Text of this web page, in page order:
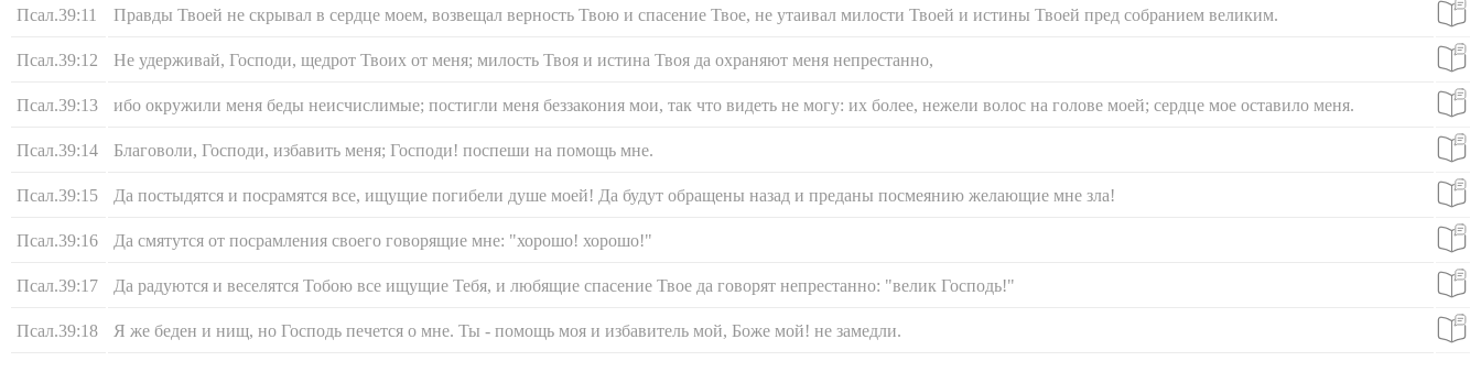
Псал.39:11 Правды Твоей не скрывал в сердце моем, возвещал верность Твою и спасение Твое, не утаивал милости Твоей и истины Твоей пред собранием великим.
Псал.39:12 Не удерживай, Господи, щедрот Твоих от меня; милость Твоя и истина Твоя да охраняют меня непрестанно,
Псал.39:13 ибо окружили меня беды неисчислимые; постигли меня беззакония мои, так что видеть не могу: их более, нежели волос на голове моей; сердце мое оставило меня.
Псал.39:14 Благоволи, Господи, избавить меня; Господи! поспеши на помощь мне.
Псал.39:15 Да постыдятся и посрамятся все, ищущие погибели душе моей! Да будут обращены назад и преданы посмеянию желающие мне зла!
Псал.39:16 Да смятутся от посрамления своего говорящие мне: "хорошо! хорошо!"
Псал.39:17 Да радуются и веселятся Тобою все ищущие Тебя, и любящие спасение Твое да говорят непрестанно: "велик Господь!"
Псал.39:18 Я же беден и нищ, но Господь печется о мне. Ты - помощь моя и избавитель мой, Боже мой! не замедли.